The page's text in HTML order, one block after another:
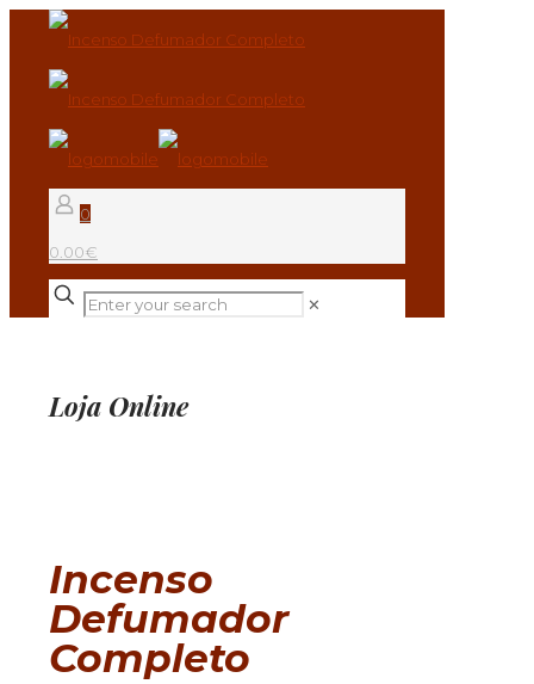
0
0.00€
✕
Loja Online
Incenso
Defumador
Completo